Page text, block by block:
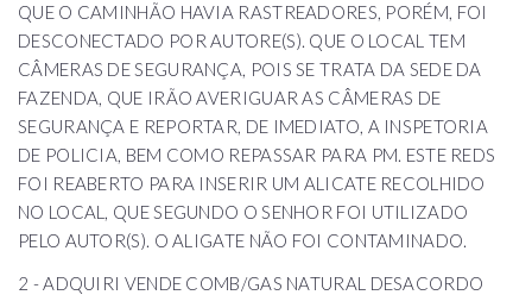
QUE O CAMINHÃO HAVIA RASTREADORES, PORÉM, FOI
DESCONECTADO POR AUTORE(S). QUE O LOCAL TEM
CÂMERAS DE SEGURANÇA, POIS SE TRATA DA SEDE DA
FAZENDA, QUE IRÃO AVERIGUAR AS CÂMERAS DE
SEGURANÇA E REPORTAR, DE IMEDIATO, A INSPETORIA
DE POLICIA, BEM COMO REPASSAR PARA PM. ESTE REDS
FOI REABERTO PARA INSERIR UM ALICATE RECOLHIDO
NO LOCAL, QUE SEGUNDO O SENHOR FOI UTILIZADO
PELO AUTOR(S). O ALIGATE NÃO FOI CONTAMINADO.
2 - ADQUIRI VENDE COMB/GAS NATURAL DESACORDO